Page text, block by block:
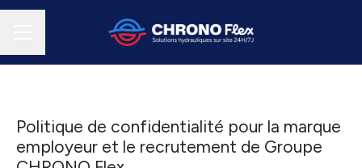
Politique de confidentialité pour la marque
employeur et le recrutement de Groupe